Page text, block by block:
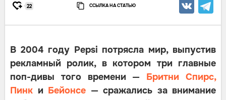
22 ССЫЛКА НА СТАТЬЮ
В 2004 году Pepsi потрясла мир, выпустив
рекламный ролик, в котором три главные
поп-дивы того времени — Бритни Спирс,
Пинк и Бейонсе — сражались за внимание